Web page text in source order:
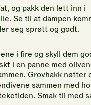
og pakk den lett inn i
Se til at dampen
seg sprøtt og godt.
i fire og skyll dem
i en panne med
Grovhakk nøtter
sammen med
Smak til med